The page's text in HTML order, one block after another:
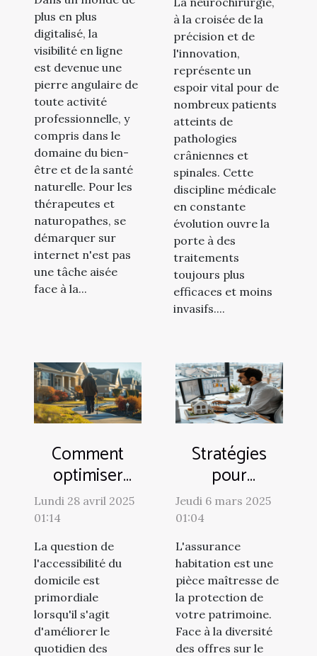
naturopathes
plus en plus
digitalisé, la
visibilité en ligne
est devenue une
pierre angulaire de
toute activité
professionnelle, y
compris dans le
domaine du bien-
être et de la santé
naturelle. Pour les
thérapeutes et
naturopathes, se
démarquer sur
internet n'est pas
une tâche aisée
face à la...
crânienne et
spinale
à la croisée de la
précision et de
l'innovation,
représente un
espoir vital pour de
nombreux patients
atteints de
pathologies
crâniennes et
spinales. Cette
discipline médicale
en constante
évolution ouvre la
porte à des
traitements
toujours plus
efficaces et moins
invasifs....
Comment
optimiser
l'accessibilité
de votre
domicile pour
les aînés
Lundi 28 avril 2025
01:14
La question de
l'accessibilité du
domicile est
primordiale
lorsqu'il s'agit
d'améliorer le
quotidien des
Stratégies
pour
optimiser le
choix de votre
assurance
habitation
Jeudi 6 mars 2025
01:04
L'assurance
habitation est une
pièce maîtresse de
la protection de
votre patrimoine.
Face à la diversité
des offres sur le